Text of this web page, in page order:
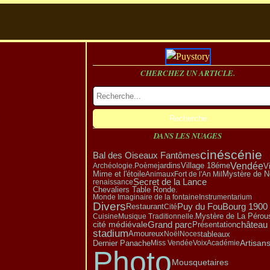
CHERCHEZ UN ARTICLE.
DANS LES NUAGES
Bal des Oiseaux Fantômescinéscénie
Archéologie.PoèmejardinsVillage 18émeVendée
Mime et l'étoileAnimauxFort de l'An Mil Mystère de
renaissanceSecret de la Lance
Chevaliers Table Ronde.
Monde Imaginaire de la fontaine Instrumentarium
Divers RestaurantCitéPuy du FouBourg 1900
CuisineMusique Traditionnelle. Mystère de La
cité médiévaleGrand parcPrésentationchâteau
stadiumAmoureux Noël Nocestableaux
Dernier PanacheMiss VendéeVoixAcadémieArtisans
Photo Mousquetaires